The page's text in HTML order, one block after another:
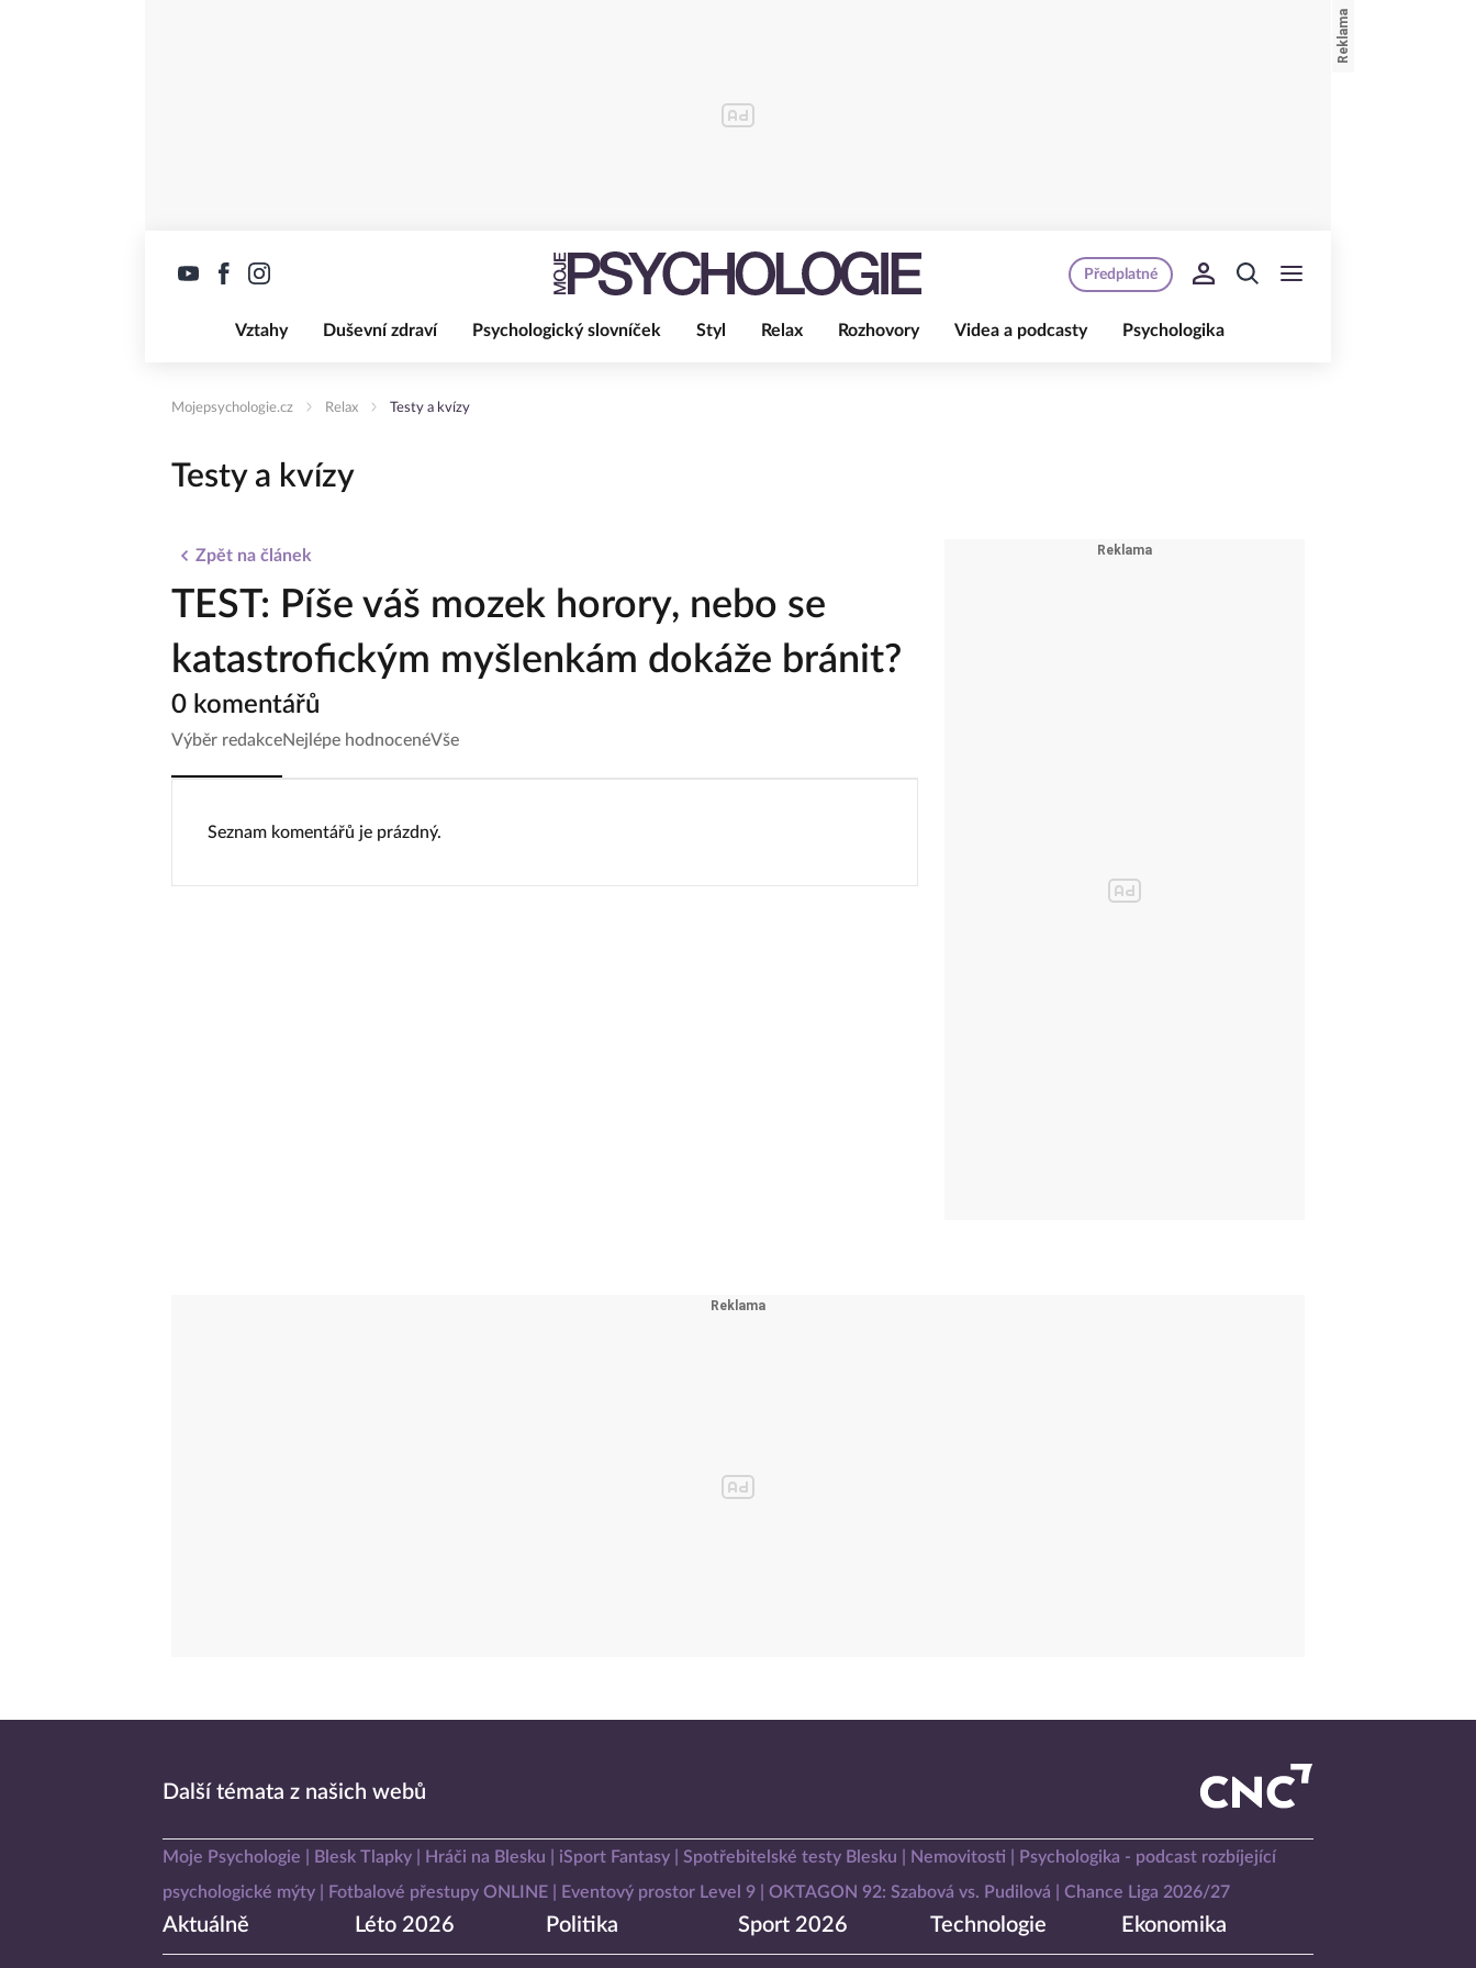
Vztahy Duševní zdraví Psychologický slovníček Styl Relax Rozhovory Videa a podcasty Psychologika
Předplatné
Mojepsychologie.cz Relax Testy a kvízy
Testy a kvízy
Zpět na článek
TEST: Píše váš mozek horory, nebo se
katastrofickým myšlenkám dokáže bránit?
0 komentářů
Výběr redakceNejlépe hodnocenéVše
Seznam komentářů je prázdný.
Další témata z našich webů
Moje Psychologie Blesk Tlapky Hráči na Blesku iSport Fantasy Spotřebitelské testy Blesku Nemovitosti
Psychologika - podcast rozbíjející
psychologické mýty
Fotbalové přestupy ONLINE Eventový prostor Level 9 OKTAGON 92: Szabová vs. Pudilová Chance Liga 2026/27
Aktuálně Léto 2026 Politika Sport 2026 Technologie Ekonomika